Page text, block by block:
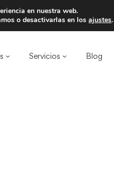
un total de 75€ de
Servicios Blog
en nuestra web.
o desactivarlas en losajustes.